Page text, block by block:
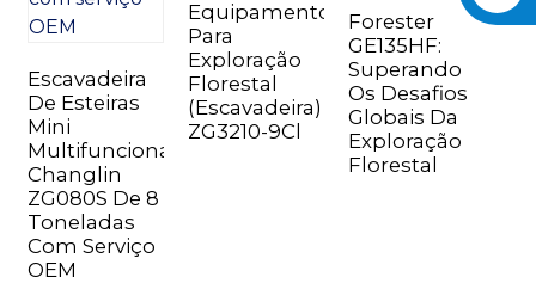
Escavadeira
De Esteiras
Mini
Multifuncional
Changlin
ZG080S De 8
Toneladas
Com Serviço
OEM
Equipamento
Para
Exploração
Florestal
(escavadeira)
ZG3210-9Cl
Forester
GE135HF:
Superando
Os Desafios
Globais Da
Exploração
Florestal